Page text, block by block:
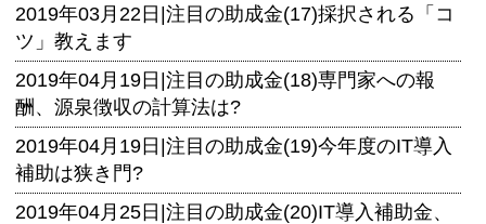
2019年03月22日| 注目の助成金(17)採択される「コ
ツ」教えます
2019年04月19日| 注目の助成金(18)専門家への報
酬、源泉徴収の計算法は?
2019年04月19日| 注目の助成金(19)今年度のIT導入
補助は狭き門?
2019年04月25日| 注目の助成金(20)IT導入補助金、